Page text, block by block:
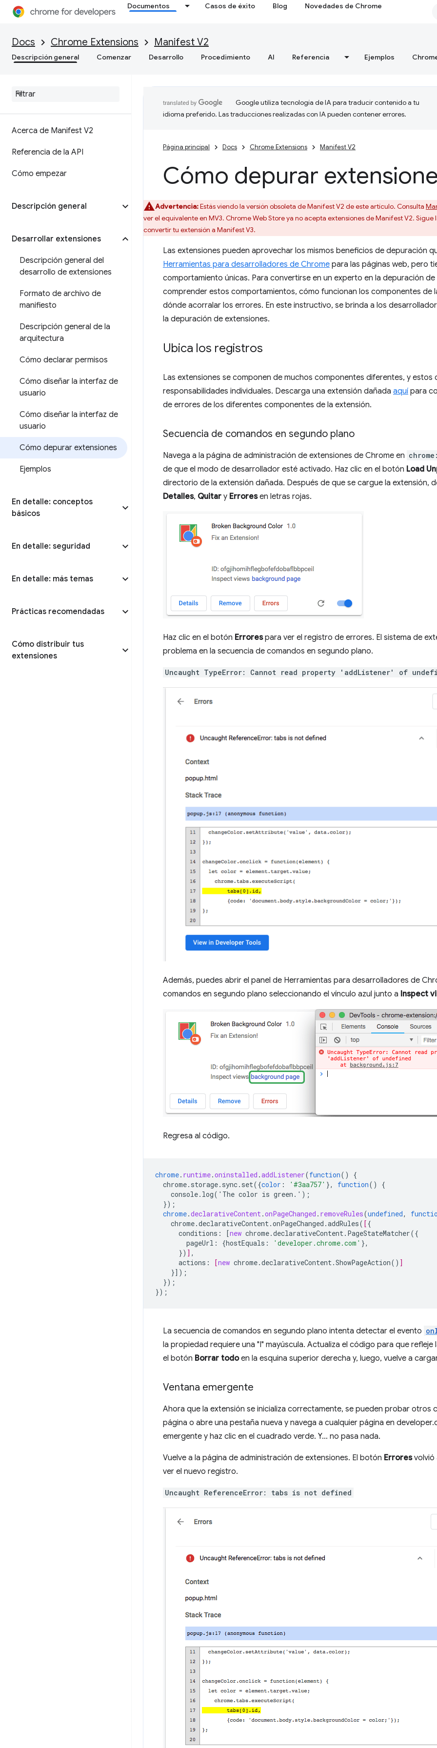
Documentos Casos de éxito Blog Novedades de Chrome
Docs Chrome Extensions Manifest V2
Descripción general Comenzar Desarrollo Procedimiento AI Referencia Ejemplos
Acerca de Manifest V2
Referencia de la API
Cómo empezar
Descripción general
Desarrollar extensiones
Descripción general del
desarrollo de extensiones
Formato de archivo de
manifiesto
Descripción general de la
arquitectura
Cómo declarar permisos
Cómo diseñar la interfaz de
usuario
Cómo diseñar la interfaz de
usuario
Cómo depurar extensiones
Ejemplos
En detalle: conceptos
básicos
En detalle: seguridad
En detalle: más temas
Prácticas recomendadas
Cómo distribuir tus
extensiones
Google utiliza tecnología de IA para traducir contenido a tu
idioma preferido. Las traducciones realizadas con IA pueden contener errores.
Página principal Docs Chrome Extensions Manifest V2
Cómo depurar
Advertencia:Estás viendo la versión obsoleta de Manifest V2 de este artículo. Consulta
ver el equivalente en MV3. Chrome Web Store ya no acepta extensiones de Manifest V2. Sigue
convertir tu extensión a Manifest V3.
Las extensiones pueden aprovechar los mismos beneficios de depuración
Herramientas para desarrolladores de Chrome para las páginas web, pero
comportamiento únicas. Para convertirse en un experto en la depuración
comprender estos comportamientos, cómo funcionan los componentes de
dónde acorralar los errores. En este instructivo, se brinda a los
la depuración de extensiones.
Ubica los registros
Las extensiones se componen de muchos componentes diferentes, y estos
responsabilidades individuales. Descarga una extensión dañada aquí para
de errores de los diferentes componentes de la extensión.
Secuencia de comandos en segundo plano
Navega a la página de administración de extensiones de Chrome en
de que el modo de desarrollador esté activado. Haz clic en el botón Load
directorio de la extensión dañada. Después de que se cargue la extensión,
Detalles, Quitar y Erroresen letras rojas.
Haz clic en el botón Errorespara ver el registro de errores. El sistema de
problema en la secuencia de comandos en segundo plano.
Uncaught TypeError: Cannot read property 'addListener' of
Además, puedes abrir el panel de Herramientas para desarrolladores de
comandos en segundo plano seleccionando el vínculo azul junto a Inspect
Regresa al código.
chrome. runtime.oninstalled .addListener(function()
{
chrome.storage.sync.set({color : '#3aa757' }, function()
{
console.log('The color is green.') ;
});
chrome.declarativeContent.onPageChanged . removeRules(undefined,
chrome.declarativeContent.onPageChanged.addRules( [{
conditions : [new chrome.declarativeContent.PageStateMatcher({
pageUrl : {hostEquals : 'developer.chrome.com' },
}) ] ,
actions : [new chrome.declarativeContent.ShowPageAction() ]
}]);
});
});
La secuencia de comandos en segundo plano intenta detectar el evento
la propiedad requiere una "I" mayúscula. Actualiza el código para que refleje
el botón Borrar todoen la esquina superior derecha y, luego, vuelve a
Ventana emergente
Ahora que la extensión se inicializa correctamente, se pueden probar otros
página o abre una pestaña nueva y navega a cualquier página en
emergente y haz clic en el cuadrado verde. Y… no pasa nada.
Vuelve a la página de administración de extensiones. El botón Erroresvolvió
ver el nuevo registro.
Uncaught ReferenceError: tabs is not defined